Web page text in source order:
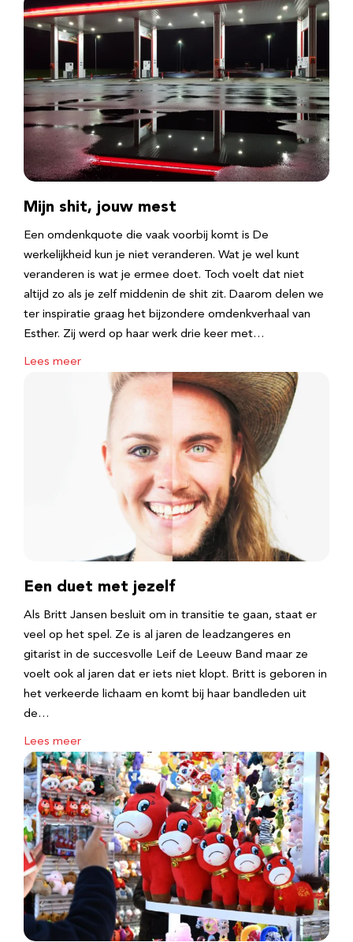
Mijn shit, jouw mest
Een omdenkquote die vaak voorbij komt is De
werkelijkheid kun je niet veranderen. Wat je wel kunt
veranderen is wat je ermee doet. Toch voelt dat niet
altijd zo als je zelf middenin de shit zit. Daarom delen we
ter inspiratie graag het bijzondere omdenkverhaal van
Esther. Zij werd op haar werk drie keer met…
Lees meer
Een duet met jezelf
Als Britt Jansen besluit om in transitie te gaan, staat er
veel op het spel. Ze is al jaren de leadzangeres en
gitarist in de succesvolle Leif de Leeuw Band maar ze
voelt ook al jaren dat er iets niet klopt. Britt is geboren in
het verkeerde lichaam en komt bij haar bandleden uit
de…
Lees meer